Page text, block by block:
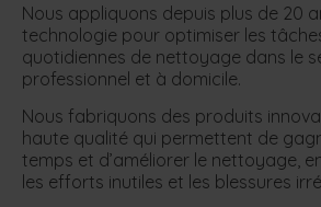
Nous appliquons depuis plus de 20
technologie pour optimiser les
quotidiennes de nettoyage dans le
professionnel et à domicile.
Nous fabriquons des produits
haute qualité qui permettent de
temps et d’améliorer le nettoyage,
les efforts inutiles et les blessures